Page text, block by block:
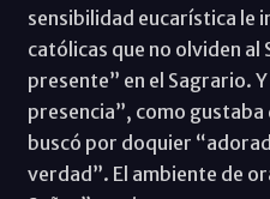
sensibilidad eucarística le
católicas que no olviden al
presente” en el Sagrario.
presencia”, como gustaba
buscó por doquier
verdad”. El ambiente de